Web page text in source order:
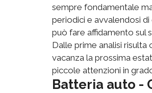
sempre fondamentale
periodici e avvalendosi di
può fare affidamento sul
Dalle prime analisi risulta
vacanza la prossima
piccole attenzioni in
Batteria auto -